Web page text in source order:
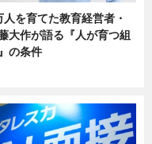
人を育てた教育経営者・
大作が語る『人が育つ組
の条件